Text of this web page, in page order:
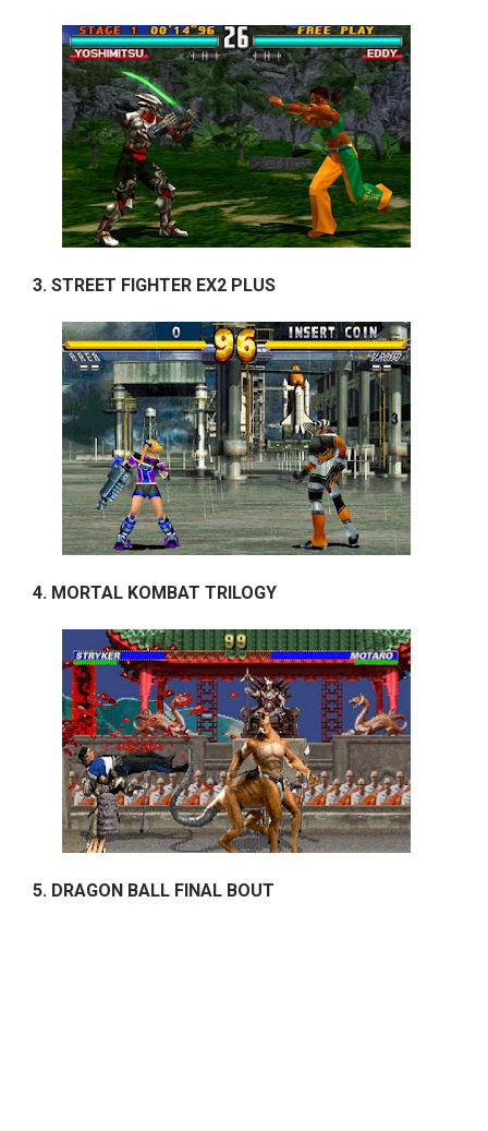
3. STREET FIGHTER EX2 PLUS
4. MORTAL KOMBAT TRILOGY
5. DRAGON BALL FINAL BOUT